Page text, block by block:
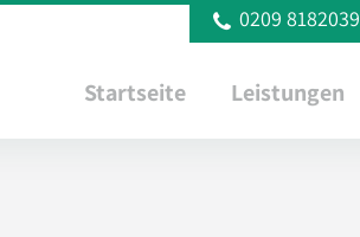
0209 8182039
Startseite Leistungen